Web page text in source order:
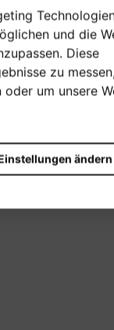
und die
Diese
zu
um unsere
ändern